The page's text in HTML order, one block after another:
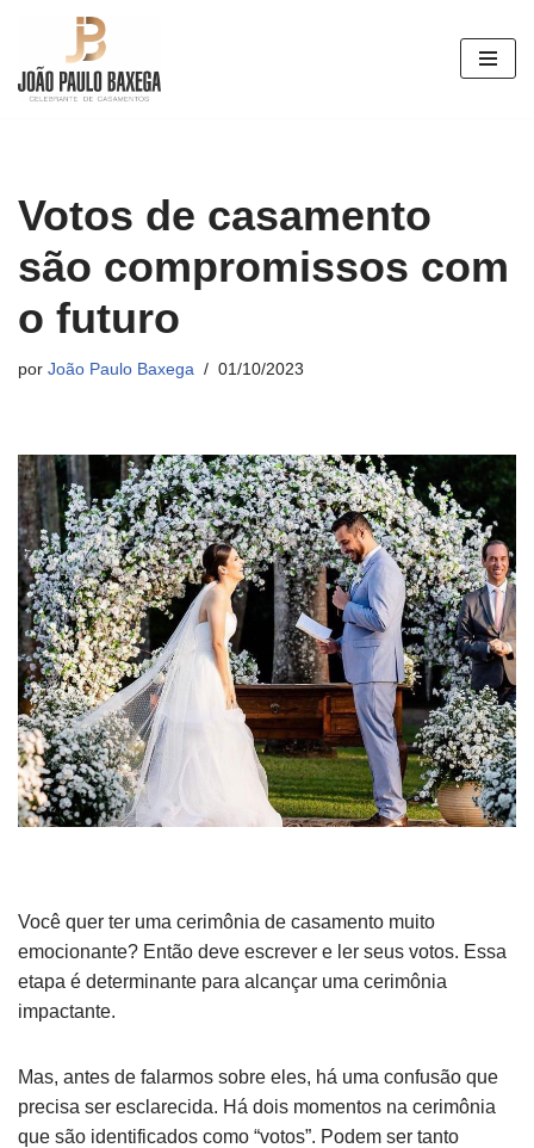
Pular
para
Votos de casamento
são compromissos com
o futuro
por João Paulo Baxega 01/10/2023
Você quer ter uma cerimônia de casamento muito
emocionante? Então deve escrever e ler seus votos. Essa
etapa é determinante para alcançar uma cerimônia
impactante.
Mas, antes de falarmos sobre eles, há uma confusão que
precisa ser esclarecida. Há dois momentos na cerimônia
que são identificados como “votos”. Podem ser tanto